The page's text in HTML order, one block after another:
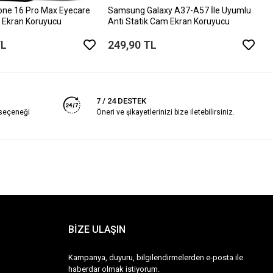
16 Pro Max Eyecare
Ekran Koruyucu
Samsung Galaxy A37-A57 İle Uyumlu
Anti Statik Cam Ekran Koruyucu
249,90 TL
7 / 24 DESTEK
Öneri ve şikayetlerinizi bize iletebilirsiniz.
BİZE ULAŞIN
Kampanya, duyuru, bilgilendirmelerden e-posta ile
haberdar olmak istiyorum.